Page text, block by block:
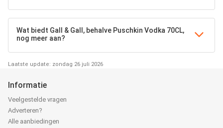
Wat biedt Gall & Gall, behalve Puschkin Vodka 70CL,
nog meer aan?
Laatste update: zondag 26 juli 2026
Informatie
Veelgestelde vragen
Adverteren?
Alle aanbiedingen